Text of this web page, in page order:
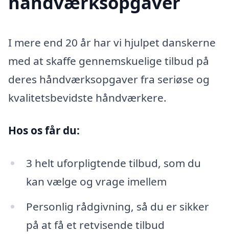
I mere end 20 år har vi hjulpet danskerne
med at skaffe gennemskuelige tilbud på
deres håndværksopgaver fra seriøse og
kvalitetsbevidste håndværkere.
Hos os får du:
3 helt uforpligtende tilbud, som du
kan vælge og vrage imellem
Personlig rådgivning, så du er sikker
på at få et retvisende tilbud